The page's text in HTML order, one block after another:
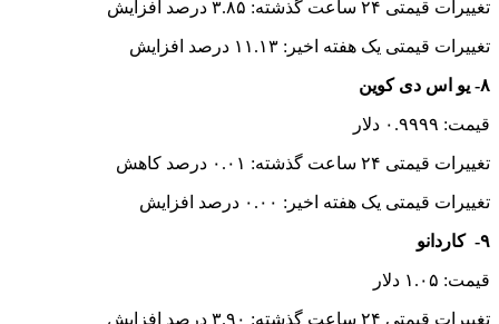
منبع:ایسنا
برچسب ها
آخرین اخبار
1 هفته پیش
داوری: حضور نوجوانان در مسیر اربعین جلوه‌ای از
تربیت نسل مؤمن است
1 هفته پیش
مراسم تشییع شهید محمدجواد عفری در سوسنگرد
برگزار می‌شود